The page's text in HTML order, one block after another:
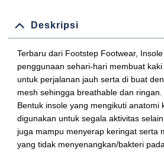
Deskripsi
Terbaru dari Footstep Footwear,
penggunaan sehari-hari membuat
untuk perjalanan jauh serta di buat
mesh sehingga breathable dan ringan.
Bentuk insole yang mengikuti anatomi
digunakan untuk segala aktivitas
juga mampu menyerap keringat serta
yang tidak menyenangkan/bakteri